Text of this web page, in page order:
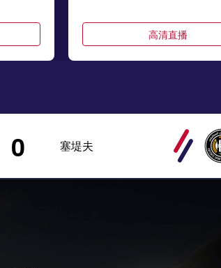
高清直播
0 塞堤夫